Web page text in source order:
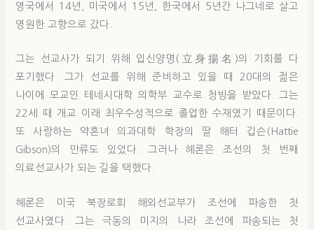
영국에서 14년, 미국에서 15년, 한국에서 5년간 나그네로 살고
영원한 고향으로 갔다.
그는 선교사가 되기 위해 입신양명(立身揚名)의 기회를 다
포기했다. 그가 선교를 위해 준비하고 있을 때 20대의 젊은
나이에 모교인 테네시대학 의학부 교수로 청빙을 받았다. 그는
22세 때 개교 이래 최우수성적으로 졸업한 수재였기 때문이다.
또 사랑하는 약혼녀 의과대학 학장의 딸 해터 깁슨(Hattie
Gibson)의 만류도 있었다. 그러나 헤론은 조선의 첫 번째
의료선교사가 되는 길을 택했다.
헤론은 미국 북장로회 해외선교부가 조선에 파송한 첫
선교사였다. 그는 극동의 미지의 나라 조선에 파송되는 첫